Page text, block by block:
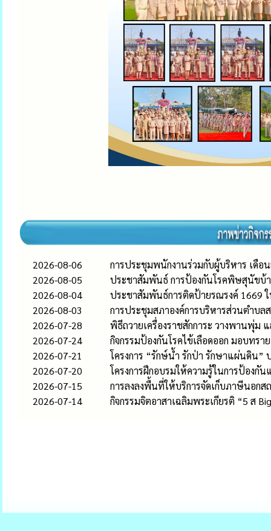
2026-08-06
การประชุมพนักงานร่วมกับผู้บริหาร เดื
2026-08-05
ประชาสัมพันธ์ การป้องกันโรคพิษสุนัขบ้า
2026-08-04
ประชาสัมพันธ์การติดป้ายรณรงค์ 1669
2026-08-03
การประชุมสภาองค์การบริหารส่วนตำบ
2026-07-28
พิธีถวายเครื่องราชสักการะ วางพานพุ่
2026-07-24
กิจกรรมป้องกันโรคไข้เลือดออก มอบทร
2026-07-21
โครงการ “รักษ์น้ำ รักป่า รักษาแผ่นดิน
2026-07-20
โครงการฝึกอบรมให้ความรู้ในการป้อง
2026-07-15
การลงลงพื้นที่ให้บริการจัดเก็บภาษีนอก
2026-07-14
กิจกรรมจิตอาสาเฉลิมพระเกียรติ “5 ส